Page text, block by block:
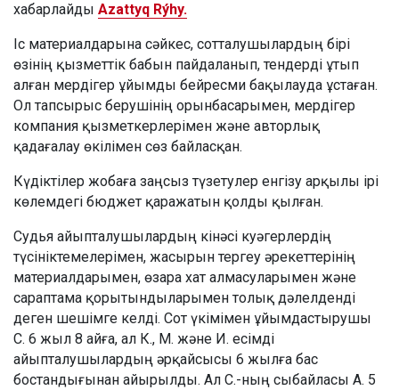
хабарлайды Azattyq Rýhy.
Іс материалдарына сәйкес, сотталушылардың бірі
өзінің қызметтік бабын пайдаланып, тендерді ұтып
алған мердігер ұйымды бейресми бақылауда ұстаған.
Ол тапсырыс берушінің орынбасарымен, мердігер
компания қызметкерлерімен және авторлық
қадағалау өкілімен сөз байласқан.
Күдіктілер жобаға заңсыз түзетулер енгізу арқылы ірі
көлемдегі бюджет қаражатын қолды қылған.
Судья айыпталушылардың кінәсі куәгерлердің
түсініктемелерімен, жасырын тергеу әрекеттерінің
материалдарымен, өзара хат алмасуларымен және
сараптама қорытындыларымен толық дәлелденді
деген шешімге келді. Сот үкімімен ұйымдастырушы
С. 6 жыл 8 айға, ал К., М. және И. есімді
айыпталушылардың әрқайсысы 6 жылға бас
бостандығынан айырылды. Ал С.-ның сыбайласы А. 5